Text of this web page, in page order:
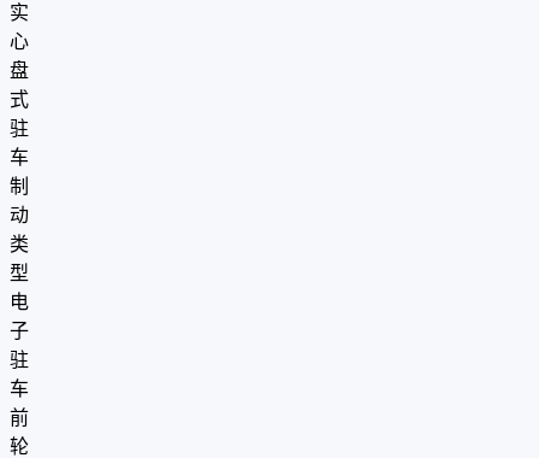
实
心
盘
式
驻
车
制
动
类
型
电
子
驻
车
前
轮